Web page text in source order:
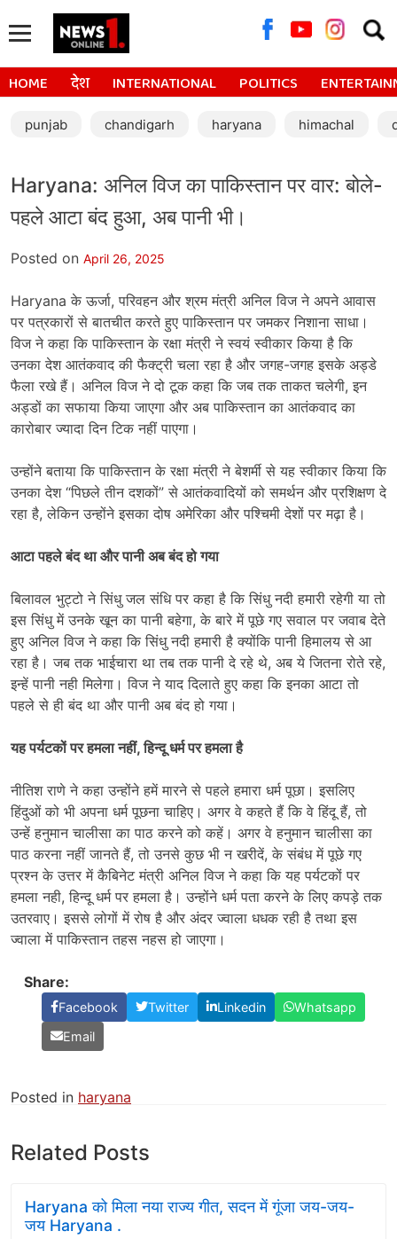
for:
HOME देश INTERNATIONAL POLITICS
punjab chandigarh haryana himachal
Haryana: अनिल विज का पाकिस्तान पर वार: बोले-
पहले आटा बंद हुआ, अब पानी भी।
Posted on April 26, 2025
Haryana के ऊर्जा, परिवहन और श्रम मंत्री अनिल विज ने अपने आवास
पर पत्रकारों से बातचीत करते हुए पाकिस्तान पर जमकर निशाना साधा।
विज ने कहा कि पाकिस्तान के रक्षा मंत्री ने स्वयं स्वीकार किया है कि
उनका देश आतंकवाद की फैक्ट्री चला रहा है और जगह-जगह इसके अड्डे
फैला रखे हैं। अनिल विज ने दो टूक कहा कि जब तक ताकत चलेगी, इन
अड्डों का सफाया किया जाएगा और अब पाकिस्तान का आतंकवाद का
कारोबार ज्यादा दिन टिक नहीं पाएगा।
उन्होंने बताया कि पाकिस्तान के रक्षा मंत्री ने बेशर्मी से यह स्वीकार किया कि
उनका देश “पिछले तीन दशकों” से आतंकवादियों को समर्थन और प्रशिक्षण दे
रहा है, लेकिन उन्होंने इसका दोष अमेरिका और पश्चिमी देशों पर मढ़ा है।
आटा पहले बंद था और पानी अब बंद हो गया
बिलावल भुट्टो ने सिंधु जल संधि पर कहा है कि सिंधु नदी हमारी रहेगी या तो
इस सिंधु में उनके खून का पानी बहेगा, के बारे में पूछे गए सवाल पर जवाब देते
हुए अनिल विज ने कहा कि सिंधु नदी हमारी है क्योंकि पानी हिमालय से आ
रहा है। जब तक भाईचारा था तब तक पानी दे रहे थे, अब ये जितना रोते रहे,
इन्हें पानी नही मिलेगा। विज ने याद दिलाते हुए कहा कि इनका आटा तो
पहले से ही बंद था और पानी अब बंद हो गया।
यह पर्यटकों पर हमला नहीं, हिन्दू धर्म पर हमला है
नीतिश राणे ने कहा उन्होंने हमें मारने से पहले हमारा धर्म पूछा। इसलिए
हिंदुओं को भी अपना धर्म पूछना चाहिए। अगर वे कहते हैं कि वे हिंदू हैं, तो
उन्हें हनुमान चालीसा का पाठ करने को कहें। अगर वे हनुमान चालीसा का
पाठ करना नहीं जानते हैं, तो उनसे कुछ भी न खरीदें, के संबंध में पूछे गए
प्रश्न के उत्तर में कैबिनेट मंत्री अनिल विज ने कहा कि यह पर्यटकों पर
हमला नही, हिन्दू धर्म पर हमला है। उन्होंने धर्म पता करने के लिए कपड़े तक
उतरवाए। इससे लोगों में रोष है और अंदर ज्वाला धधक रही है तथा इस
ज्वाला में पाकिस्तान तहस नहस हो जाएगा।
Share:
Facebook Twitter Linkedin
Whatsapp
Email
Posted in haryana
Related Posts
Haryana को मिला नया राज्य गीत, सदन में गूंजा जय-जय-
जय Haryana .